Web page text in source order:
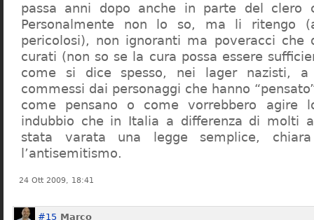
passa anni dopo anche in parte del clero
Personalmente non lo so, ma li ritengo
pericolosi), non ignoranti ma poveracci che
curati (non so se la cura possa essere
come si dice spesso, nei lager nazisti,
commessi dai personaggi che hanno
come pensano o come vorrebbero agire
indubbio che in Italia a differenza di molti
stata varata una legge semplice,
l’antisemitismo.
24 Ott 2009, 18:41
#15 Marco